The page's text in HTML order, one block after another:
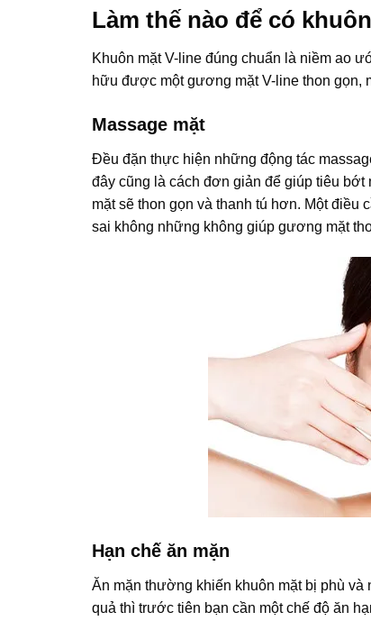
Làm thế nào để có
Khuôn mặt V-line đúng chuẩn là niềm ao
hữu được một gương mặt V-line thon gọn,
Massage mặt
Đều đặn thực hiện những động tác
đây cũng là cách đơn giản để giúp tiêu
mặt sẽ thon gọn và thanh tú hơn. Một điều
sai không những không giúp gương mặt
Hạn chế ăn mặn
Ăn mặn thường khiến khuôn mặt bị phù
quả thì trước tiên bạn cần một chế độ ăn